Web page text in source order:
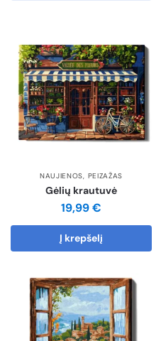
NAUJIENOS, PEIZAŽAS
Gėlių krautuvė
19,99€
Į krepšelį